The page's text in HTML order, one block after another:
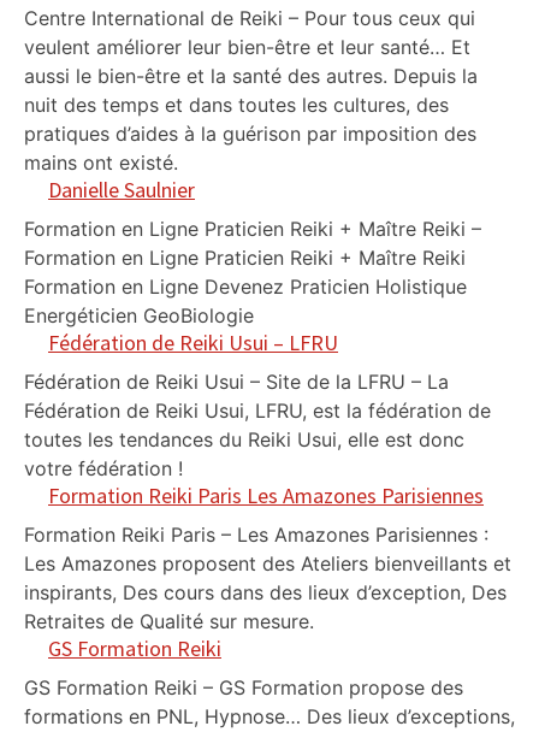
Centre International de Reiki – Pour tous ceux qui
veulent améliorer leur bien-être et leur santé… Et
aussi le bien-être et la santé des autres. Depuis la
nuit des temps et dans toutes les cultures, des
pratiques d’aides à la guérison par imposition des
mains ont existé.
Danielle Saulnier
Formation en Ligne Praticien Reiki + Maître Reiki –
Formation en Ligne Praticien Reiki + Maître Reiki
Formation en Ligne Devenez Praticien Holistique
Energéticien GeoBiologie
Fédération de Reiki Usui – LFRU
Fédération de Reiki Usui – Site de la LFRU – La
Fédération de Reiki Usui, LFRU, est la fédération de
toutes les tendances du Reiki Usui, elle est donc
votre fédération !
Formation Reiki Paris Les Amazones Parisiennes
Formation Reiki Paris – Les Amazones Parisiennes :
Les Amazones proposent des Ateliers bienveillants et
inspirants, Des cours dans des lieux d’exception, Des
Retraites de Qualité sur mesure.
GS Formation Reiki
GS Formation Reiki – GS Formation propose des
formations en PNL, Hypnose… Des lieux d’exceptions,